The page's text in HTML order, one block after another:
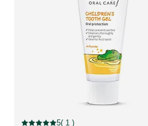
5( 1 )